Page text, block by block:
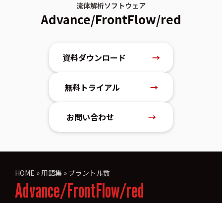
流体解析ソフトウェア
Advance/FrontFlow/red
資料ダウンロード →
無料トライアル →
お問い合わせ →
HOME »用語集 » プラントル数
Advance/FrontFlow/red